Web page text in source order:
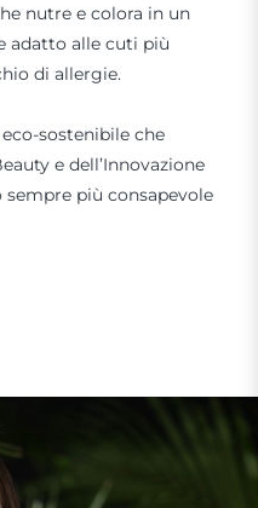
nutre e colora in un
adatto alle cuti più
di allergie.
sostenibile che
e dell’Innovazione
più consapevole